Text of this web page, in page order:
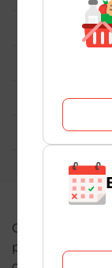
Institucional
Políticas
Atedimento
Nossas
O valor total de
por conta dos